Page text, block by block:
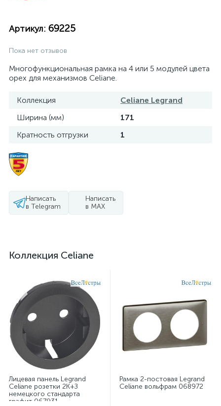
Артикул: 69225
Пока нет отзывов
Многофункциональная рамка на 4 или 5 модулей цвета
орех для механизмов Celiane.
Коллекция
Celiane Legrand
Ширина (мм)
171
Кратность отгрузки
1
Написать
в Telegram
Написать
в MAX
Коллекция Celiane
Лицевая панель Legrand
Celiane розетки 2К+З
немецкого стандарта
графит 067931
Рамка 2-постовая Legrand
Celiane вольфрам 068972